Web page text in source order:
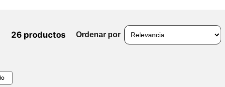
26 productos Ordenar por